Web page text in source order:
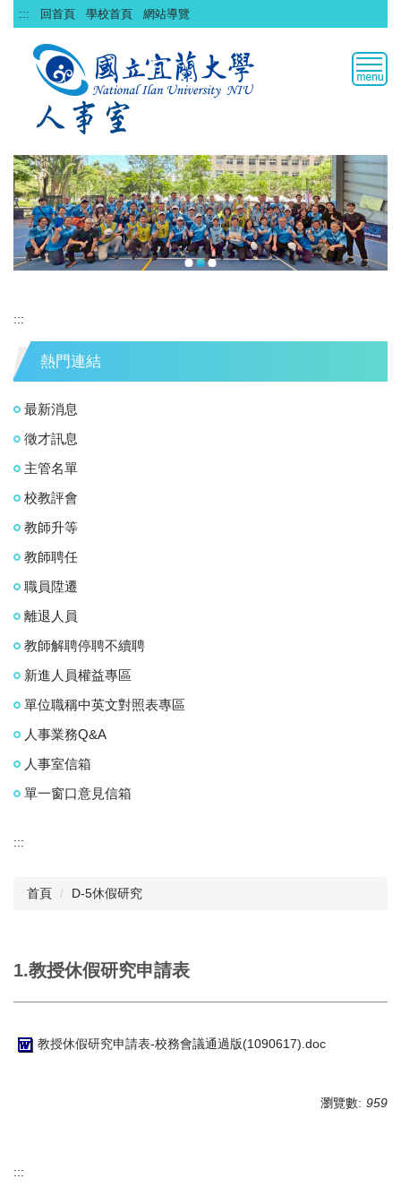
跳
到
::: 回首頁 學校首頁 網站導覽
:::
熱門連結
最新消息
徵才訊息
主管名單
校教評會
教師升等
教師聘任
職員陞遷
離退人員
教師解聘停聘不續聘
新進人員權益專區
單位職稱中英文對照表專區
人事業務Q&A
人事室信箱
單一窗口意見信箱
:::
首頁 D-5休假研究
1.教授休假研究申請表
教授休假研究申請表-校務會議通過版(1090617).doc
瀏覽數: 959
:::